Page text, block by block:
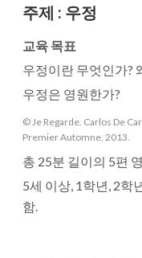
주제 : 우정
교육 목표
우정이란 무엇인가?
우정은 영원한가?
© Je Regarde. Carlos De
Premier Automne, 2013.
총 25분 길이의 5편
5세 이상, 1학년, 2학
함.